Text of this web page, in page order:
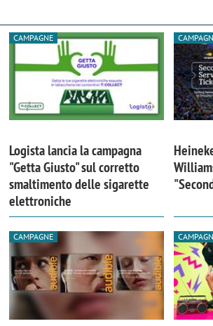
CAMPAGNE
Logista lancia la campagna
"Getta Giusto" sul corretto
smaltimento delle sigarette
elettroniche
CAMPAGNE